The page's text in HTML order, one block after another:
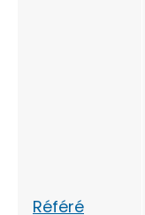
Référé